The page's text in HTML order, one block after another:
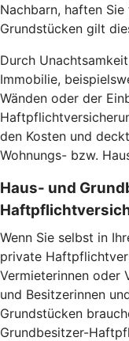
Nachbarn, haften
Grundstücken gilt
Durch
Immobilie,
Wänden oder der
den Kosten und
Wohnungs- bzw.
Haus- und
Wenn Sie selbst in
private
Vermieterinnen oder
und Besitzerinnen
Grundstücken
Grundbesitzer-